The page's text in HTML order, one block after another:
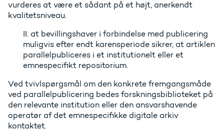
vurderes at være et sådant på et højt, anerkendt
kvalitetsniveau.
II. at bevillingshaver i forbindelse med publicering
muligvis efter endt karensperiode sikrer, at artiklen
parallelpubliceres i et institutionelt eller et
emnespecifikt repositorium.
Ved tvivlspørgsmål om den konkrete fremgangsmåde
ved parallelpublicering bedes forskningsbiblioteket på
den relevante institution eller den ansvarshavende
operatør af det emnespecifikke digitale arkiv
kontaktet.